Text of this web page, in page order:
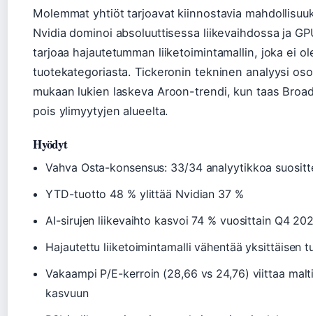
Molemmat yhtiöt tarjoavat kiinnostavia
Nvidia dominoi absoluuttisessa liikevaihdossa ja
tarjoaa hajautetumman liiketoimintamallin, joka ei
tuotekategoriasta. Tickeronin tekninen analyysi
mukaan lukien laskeva Aroon-trendi, kun taas
pois ylimyytyjen alueelta.
Hyödyt
Vahva Osta-konsensus: 33/34 analyytikkoa
YTD-tuotto 48 % ylittää Nvidian 37 %
AI-sirujen liikevaihto kasvoi 74 % vuosittain Q4
Hajautettu liiketoimintamalli vähentää yksittäisen
Vakaampi P/E-kerroin (28,66 vs 24,76) viittaa
kasvuun